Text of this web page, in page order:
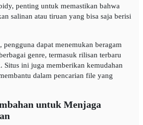
penting untuk memastikan bahwa
salinan atau tiruan yang bisa saja berisi
, pengguna dapat menemukan beragam
genre, termasuk rilisan terbaru
Situs ini juga memberikan kemudahan
dalam pencarian file yang
untuk Menjaga